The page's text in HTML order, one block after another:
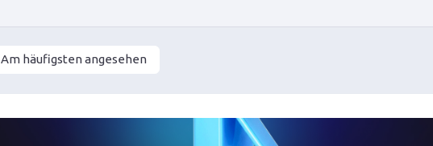
Am häufigsten angesehen